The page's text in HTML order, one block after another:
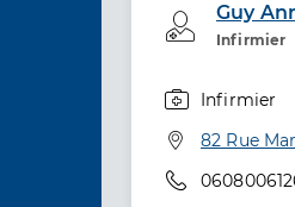
Guy
Infirmier
Infirmier
Adresse
82 Rue
Téléphone